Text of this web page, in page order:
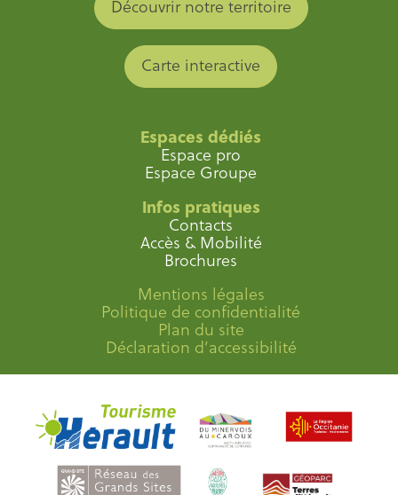
Découvrir notre territoire
Carte interactive
Espaces dédiés
Espace pro
Espace Groupe
Infos pratiques
Contacts
Accès & Mobilité
Brochures
Mentions légales
Politique de confidentialité
Plan du site
Déclaration d’accessibilité